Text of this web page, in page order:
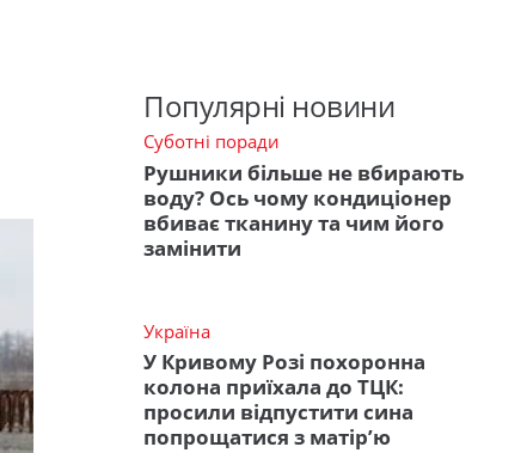
Популярні новини
Суботні поради
Рушники більше не вбирають
воду? Ось чому кондиціонер
вбиває тканину та чим його
замінити
Україна
У Кривому Розі похоронна
колона приїхала до ТЦК:
просили відпустити сина
попрощатися з матір’ю